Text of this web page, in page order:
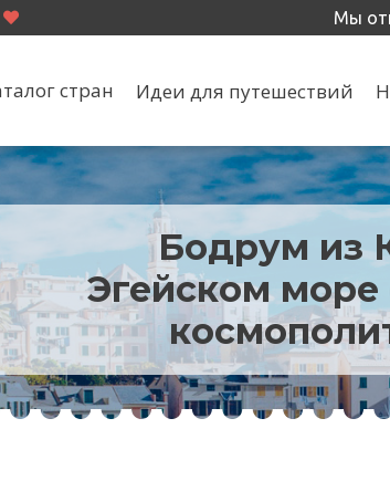
Мы
стран Идеи для путешествий
Бодрум из
Эгейском море